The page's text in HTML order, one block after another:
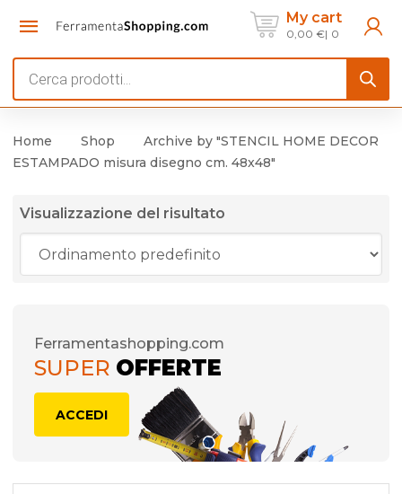
My cart
0,00 € 0
search
Home Shop
Archive by "STENCIL HOME DECOR
ESTAMPADO misura disegno cm. 48x48"
Visualizzazione del risultato
Ferramentashopping.com
SUPER OFFERTE
ACCEDI